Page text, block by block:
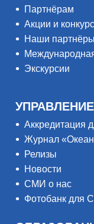
Партнёрам
Акции и
Наши партнёры
Экскурсии
Аккредитация
Журнал
Релизы
Новости
СМИ о нас
Фотобанк для